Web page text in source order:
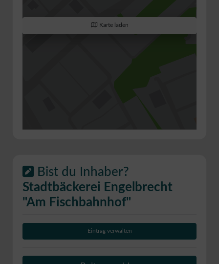
Karte laden
Bist du Inhaber?
Stadtbäckerei Engelbrecht
"Am Fischbahnhof"
Eintrag verwalten